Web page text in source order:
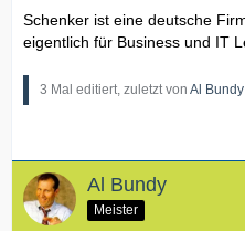
Schenker ist eine deutsche
eigentlich für Business und IT
3 Mal editiert, zuletzt von Al Bundy
Al Bundy
Meister